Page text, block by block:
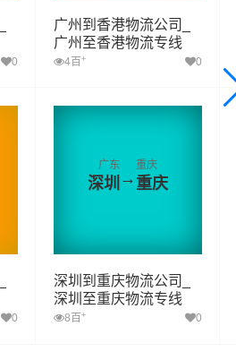
0
广州到香港物流公司_
广州至香港物流专线
4百 + 0
0
广东
深圳→
重庆
重庆
深圳到重庆物流公司_
深圳至重庆物流专线
8百 + 0